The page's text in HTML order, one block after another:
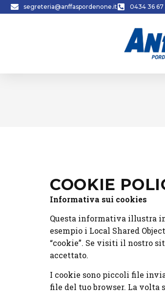
segreteria@anffaspordenone.it 0434 36 67
COOKIE
Informativa sui cookies
Questa informativa illustra
esempio i Local Shared
“cookie”. Se visiti il nostro
accettato.
I cookie sono piccoli file
file del tuo browser. La